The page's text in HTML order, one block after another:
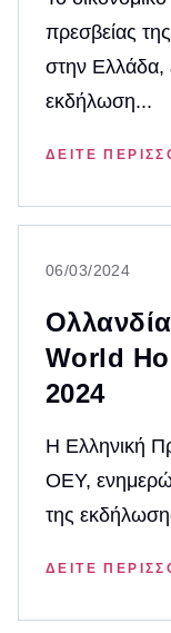
πρεσβείας
στην Ελλάδα,
εκδήλωση...
ΔΕΊΤΕ
06/03/2024
World
2024
Η Ελληνική
ΟΕΥ,
της
ΔΕΊΤΕ